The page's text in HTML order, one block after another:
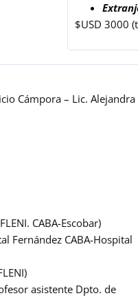
$USD 3000
Cámpora – Lic. Alejandra
CABA-Escobar)
Fernández CABA-Hospital
asistente Dpto. de